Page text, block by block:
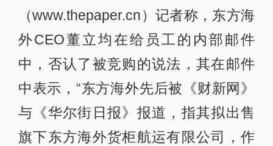
（www.thepaper.cn）记者称，东方海
外CEO董立均在给员工的内部邮件
中，否认了被竞购的说法，其在邮件
中表示，“东方海外先后被《财新网》
与《华尔街日报》报道，指其拟出售
旗下东方海外货柜航运有限公司，作